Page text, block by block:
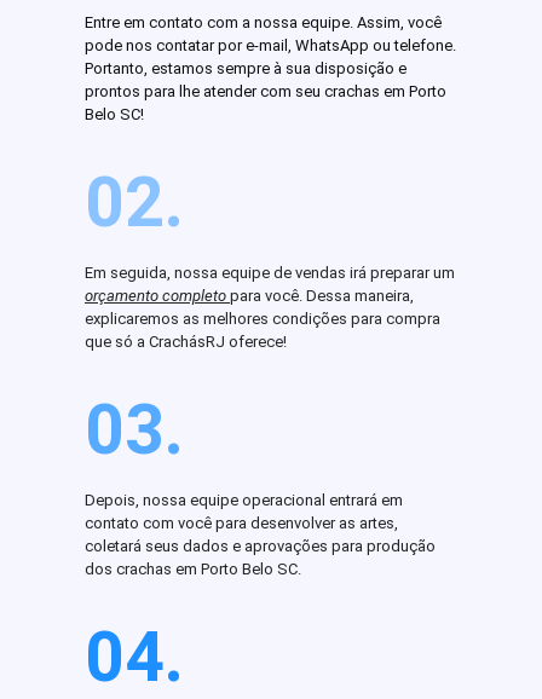
Entre em contato com a nossa equipe. Assim, você
pode nos contatar por e-mail, WhatsApp ou telefone.
Portanto, estamos sempre à sua disposição e
prontos para lhe atender com seu crachas em Porto
Belo SC!
02.
Em seguida, nossa equipe de vendas irá preparar um
orçamento completo para você. Dessa maneira,
explicaremos as melhores condições para compra
que só a CrachásRJ oferece!
03.
Depois, nossa equipe operacional entrará em
contato com você para desenvolver as artes,
coletará seus dados e aprovações para produção
dos crachas em Porto Belo SC.
04.